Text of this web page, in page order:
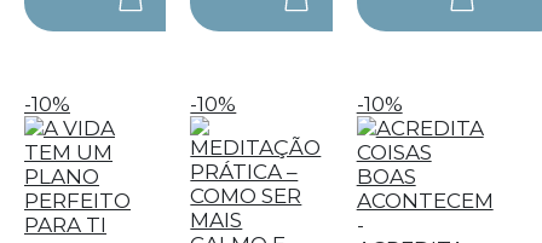
-10% -10% -10%
-